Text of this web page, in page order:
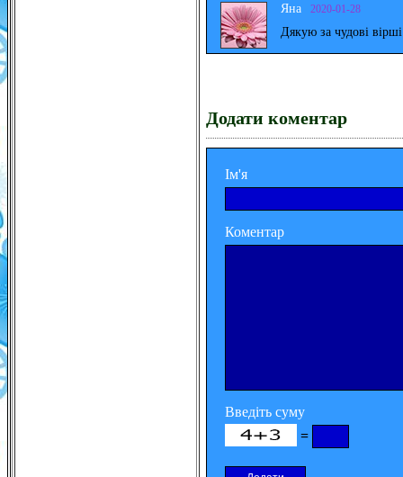
Яна 2020-01-28
Дякую за чудові
Додати коментар
Ім'я
Коментар
Введіть суму
=